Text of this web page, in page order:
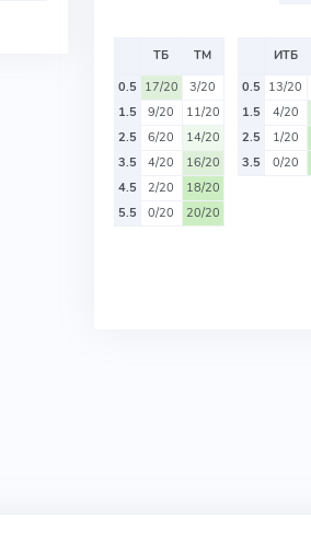
ТБ
ТМ
0.5 17/20
3/20
1.5
9/20
11/20
2.5
6/20
14/20
3.5
4/20
16/20
4.5
2/20
18/20
5.5
0/20 20/20
ИТБ
0.5 13/20
1.5
4/20
2.5
1/20
3.5
0/20